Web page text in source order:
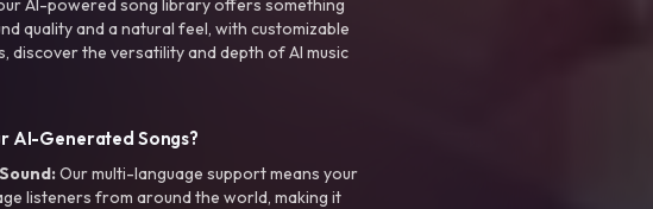
quality and a natural feel, with customizable
discover the versatility and depth of AI music
AI-Generated Songs?
Our multi-language support means your
listeners from around the world, making it